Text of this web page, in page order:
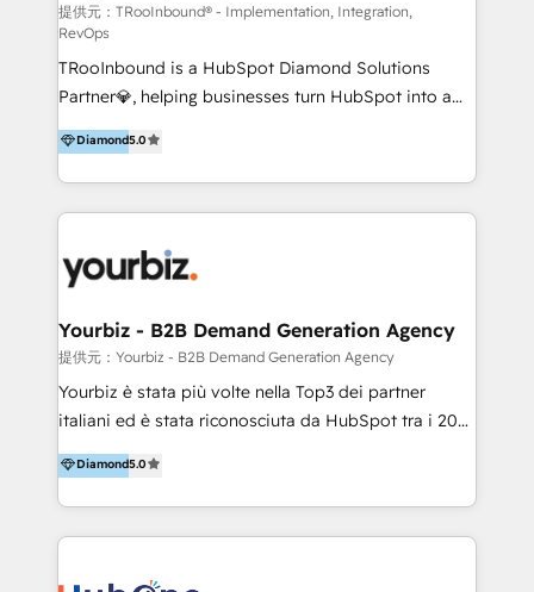
Inmobiliarios y Empresas Distribuidoras de
Productos
提供元：TRooInbound® - Implementation, Integration,
RevOps
TRooInbound is a HubSpot Diamond Solutions
Partner💎, helping businesses turn HubSpot into a
scalable growth engine. We work with startups, mid-
market, and enterprise teams to maximize
HubSpot’s full potential through: 💎HubSpot Audits,
Management & Optimization 💎RevOps-powered
Brand Development, Growth Strategy, AI SEO &
Integrations 💎Go-To-Market (GTM) Strategies &
Account-Based Marketing 💎CMS Development &
Conversion-Focused Websites With a 5.0⭐average
rating and 140+ verified client reviews on the
businesses globally for consistent delivery and high
client satisfaction. With deep HubSpot expertise and
your business with a proven and reliable HubSpot
Diamond5.0
Yourbiz - B2B Demand Generation Agency
提供元：Yourbiz - B2B Demand Generation Agency
Yourbiz è stata più volte nella Top3 dei partner
italiani ed è stata riconosciuta da HubSpot tra i 20
migliori partner EMEA per la gestione del cliente.
Stiamo accompagnando oltre 100 aziende nella
digitalizzazione e ottimizzazione dei processi di
marketing e vendita. Il nostro metodo DAM è stato
Diamond5.0